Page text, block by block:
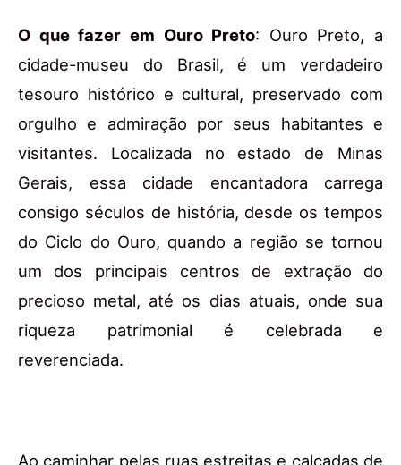
O que fazer em Ouro Preto: Ouro Preto, a
cidade-museu do Brasil, é um verdadeiro
tesouro histórico e cultural, preservado com
orgulho e admiração por seus habitantes e
visitantes. Localizada no estado de Minas
Gerais, essa cidade encantadora carrega
consigo séculos de história, desde os tempos
do Ciclo do Ouro, quando a região se tornou
um dos principais centros de extração do
precioso metal, até os dias atuais, onde sua
riqueza patrimonial é celebrada e
reverenciada.
Ao caminhar pelas ruas estreitas e calçadas de